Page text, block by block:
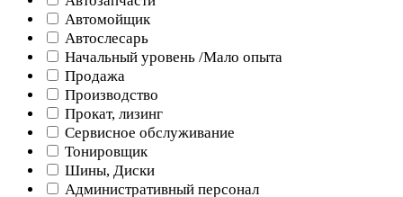
Автомойщик
Автослесарь
Начальный уровень /Мало опыта
Продажа
Производство
Прокат, лизинг
Сервисное обслуживание
Тонировщик
Шины, Диски
Административный персонал